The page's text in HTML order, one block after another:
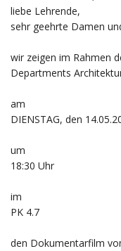
liebe Lehrende,
sehr geehrte Damen
wir zeigen im Rahmen
Departments
am
DIENSTAG, den
um
18:30 Uhr
im
PK 4.7
den Dokumentarfilm